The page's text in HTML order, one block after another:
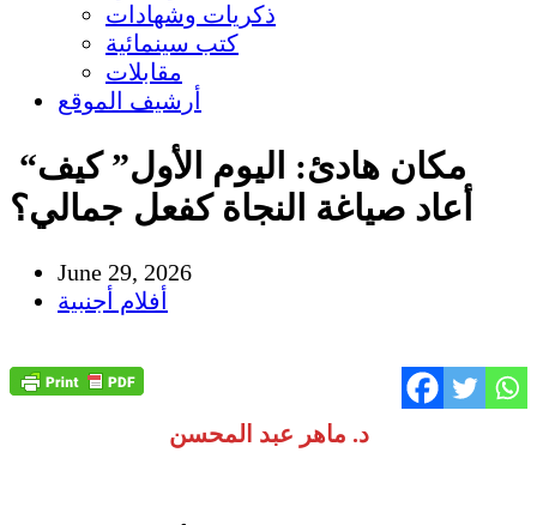
ذكريات وشهادات
كتب سينمائية
مقابلات
أرشيف الموقع
​ “مكان هادئ: اليوم الأول” كيف
أعاد صياغة النجاة كفعل جمالي؟
June 29, 2026
أفلام أجنبية
د. ماهر عبد المحسن